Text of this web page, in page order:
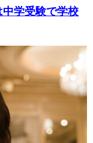
学受験で学校